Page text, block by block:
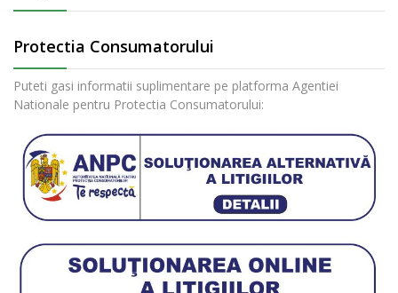
Protectia Consumatorului
Puteti gasi informatii suplimentare pe platforma Agentiei
Nationale pentru Protectia Consumatorului: